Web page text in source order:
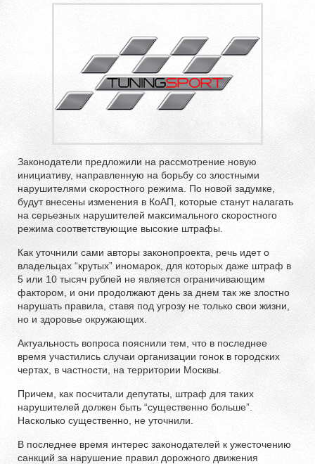
Законодатели предложили на рассмотрение новую
инициативу, направленную на борьбу со злостными
нарушителями скоростного режима. По новой задумке,
будут внесены изменения в КоАП, которые станут налагать
на серьезных нарушителей максимального скоростного
режима соответствующие высокие штрафы.
Как уточнили сами авторы законопроекта, речь идет о
владельцах “крутых” иномарок, для которых даже штраф в
5 или 10 тысяч рублей не является ограничивающим
фактором, и они продолжают день за днем так же злостно
нарушать правила, ставя под угрозу не только свои жизни,
но и здоровье окружающих.
Актуальность вопроса пояснили тем, что в последнее
время участились случаи организации гонок в городских
чертах, в частности, на территории Москвы.
Причем, как посчитали депутаты, штраф для таких
нарушителей должен быть “существенно больше”.
Насколько существенно, не уточнили.
В последнее время интерес законодателей к ужесточению
санкций за нарушение правил дорожного движения